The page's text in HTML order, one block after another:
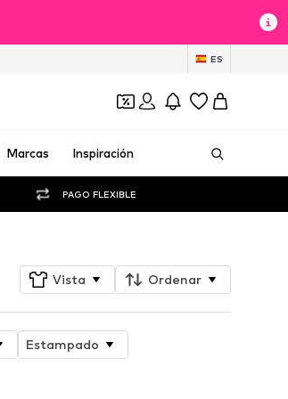
ES
Marcas Inspiración
PAGO FLEXIBLE
Vista Ordenar
Estampado